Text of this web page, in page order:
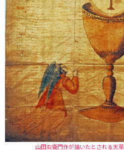
山田右衛門作が描いたとされる天